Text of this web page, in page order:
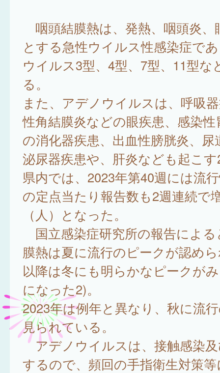
咽頭結膜熱は、発熱、咽頭炎、
とする急性ウイルス性感染症で
ウイルス3型、4型、7型、11型な
る。
また、アデノウイルスは、呼吸
性角結膜炎などの眼疾患、感染
の消化器疾患、出血性膀胱炎、
泌尿器疾患や、肝炎なども起こ
県内では、2023年第40週には流
の定点当たり報告数も2週連続で
（人）となった。
国立感染症研究所の報告による
膜熱は夏に流行のピークが認め
以降は冬にも明らかなピークが
になった2)。
2023年は例年と異なり、秋に流
見られている。
アデノウイルスは、接触感染及
するので、頻回の手指衛生対策